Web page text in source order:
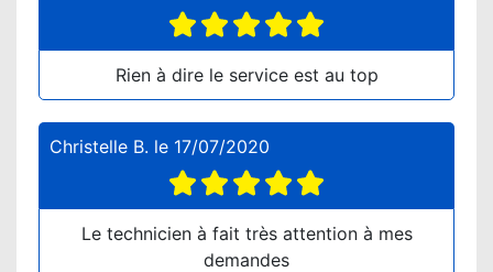
Rien à dire le service est au top
Christelle B. le 17/07/2020
Le technicien à fait très attention à mes
demandes